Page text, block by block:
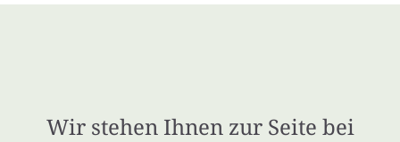
Wir stehen Ihnen zur Seite bei